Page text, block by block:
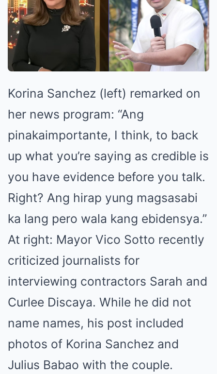
Korina Sanchez (left) remarked on
her news program: “Ang
pinakaimportante, I think, to back
up what you’re saying as credible is
you have evidence before you talk.
Right? Ang hirap yung magsasabi
ka lang pero wala kang ebidensya.”
At right: Mayor Vico Sotto recently
criticized journalists for
interviewing contractors Sarah and
Curlee Discaya. While he did not
name names, his post included
photos of Korina Sanchez and
Julius Babao with the couple.